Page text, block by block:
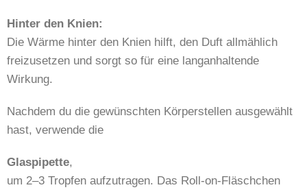
Hinter den Knien:
Die Wärme hinter den Knien hilft, den Duft allmählich
freizusetzen und sorgt so für eine langanhaltende
Wirkung.
Nachdem du die gewünschten Körperstellen ausgewählt
hast, verwende die
Glaspipette,
um 2–3 Tropfen aufzutragen. Das Roll-on-Fläschchen